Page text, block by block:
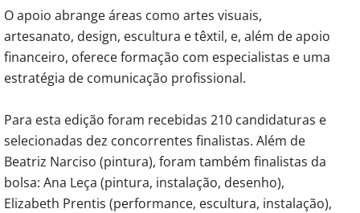
O apoio abrange áreas como artes visuais,
artesanato, design, escultura e têxtil, e, além de apoio
financeiro, oferece formação com especialistas e uma
estratégia de comunicação profissional.
Para esta edição foram recebidas 210 candidaturas e
selecionadas dez concorrentes finalistas. Além de
Beatriz Narciso (pintura), foram também finalistas da
bolsa: Ana Leça (pintura, instalação, desenho),
Elizabeth Prentis (performance, escultura, instalação),